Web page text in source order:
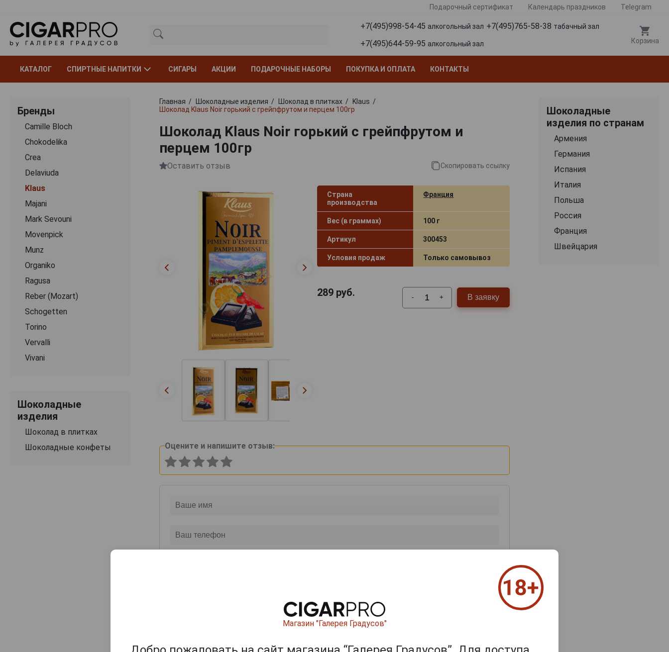
Подарочный сертификат Календарь праздников Telegram
+7(495)998-54-45 алкогольный зал +7(495)765-58-38 табачный зал
+7(495)644-59-95 алкогольный зал Корзина
КАТАЛОГ СПИРТНЫЕ НАПИТКИ СИГАРЫ АКЦИИ ПОДАРОЧНЫЕ НАБОРЫ ПОКУПКА И ОПЛАТА КОНТАКТЫ
Бренды
Camille Bloch
Chokodelika
Crea
Delaviuda
Klaus
Majani
Mark Sevouni
Movenpick
Munz
Organiko
Ragusa
Reber (Mozart)
Schogetten
Torino
Vervalli
Vivani
Шоколадные
изделия
Шоколад в плитках
Шоколадные конфеты
Главная Шоколадные изделия Шоколад в плитках
Klaus
Шоколад Klaus Noir горький с грейпфрутом и перцем 100гр
Шоколад Klaus Noir горький с грейпфрутом и
перцем 100гр
Оставить отзыв Скопировать ссылку
Страна
производства
Франция
Вес (в граммах) 100 г
Артикул 300453
Условия продаж Только самовывоз
289руб. - + В заявку
Оцените и напишите отзыв:
из 2000 знаков
Шоколадные
изделия по странам
Армения
Германия
Испания
Италия
Польша
Россия
Франция
Швейцария
Магазин "Галерея Градусов"